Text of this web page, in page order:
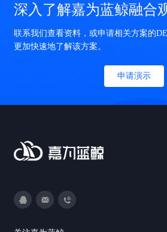
深入了解嘉为蓝鲸融合
联系我们查看资料，或申请相关方案的
更加快速地了解该方案。
申请演示